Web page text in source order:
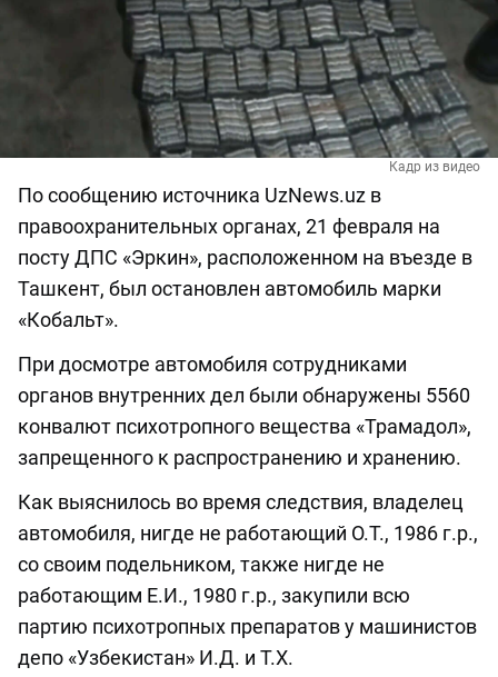
Кадр из видео
По сообщению источника UzNews.uz в
правоохранительных органах, 21 февраля на
посту ДПС «Эркин», расположенном на въезде в
Ташкент, был остановлен автомобиль марки
«Кобальт».
При досмотре автомобиля сотрудниками
органов внутренних дел были обнаружены 5560
конвалют психотропного вещества «Трамадол»,
запрещенного к распространению и хранению.
Как выяснилось во время следствия, владелец
автомобиля, нигде не работающий О.Т., 1986 г.р.,
со своим подельником, также нигде не
работающим Е.И., 1980 г.р., закупили всю
партию психотропных препаратов у машинистов
депо «Узбекистан» И.Д. и Т.Х.